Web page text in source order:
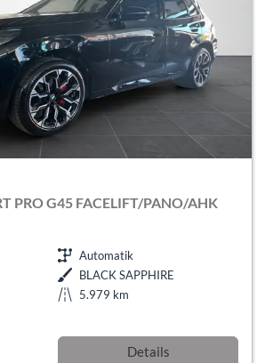
PRO G45 FACELIFT/PANO/AHK
Automatik
BLACK SAPPHIRE
5.979 km
Details